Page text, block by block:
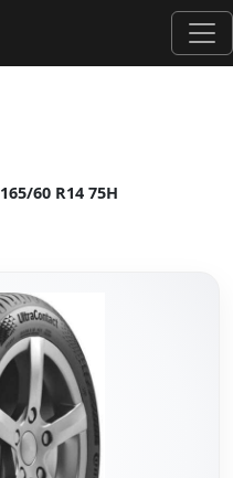
60 R14 75H